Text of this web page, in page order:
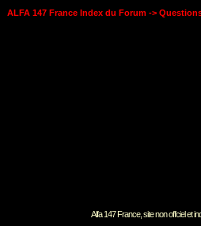
ALFA 147 France Index du Forum ->
Alfa 147 France, site non offciel et